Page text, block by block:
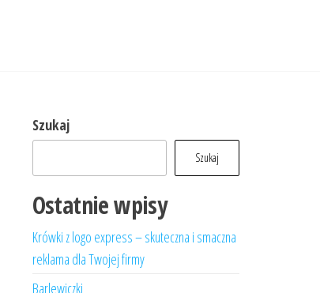
Szukaj
Szukaj
Ostatnie wpisy
Krówki z logo express – skuteczna i smaczna
reklama dla Twojej firmy
Barlewiczki